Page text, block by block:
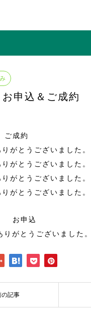
申込＆ご成約
ご成約
がとうございました。
がとうございました。
がとうございました。
がとうございました。
お申込
がとうございました。